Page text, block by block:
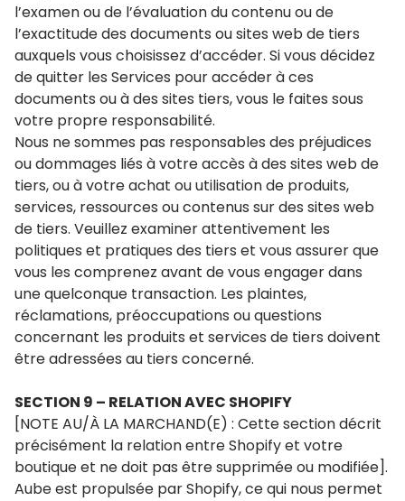
l’examen ou de l’évaluation du contenu ou de
l’exactitude des documents ou sites web de tiers
auxquels vous choisissez d’accéder. Si vous décidez
de quitter les Services pour accéder à ces
documents ou à des sites tiers, vous le faites sous
votre propre responsabilité.
Nous ne sommes pas responsables des préjudices
ou dommages liés à votre accès à des sites web de
tiers, ou à votre achat ou utilisation de produits,
services, ressources ou contenus sur des sites web
de tiers. Veuillez examiner attentivement les
politiques et pratiques des tiers et vous assurer que
vous les comprenez avant de vous engager dans
une quelconque transaction. Les plaintes,
réclamations, préoccupations ou questions
concernant les produits et services de tiers doivent
être adressées au tiers concerné.
SECTION 9 – RELATION AVEC SHOPIFY
[NOTE AU/À LA MARCHAND(E) : Cette section décrit
précisément la relation entre Shopify et votre
boutique et ne doit pas être supprimée ou modifiée].
Aube est propulsée par Shopify, ce qui nous permet